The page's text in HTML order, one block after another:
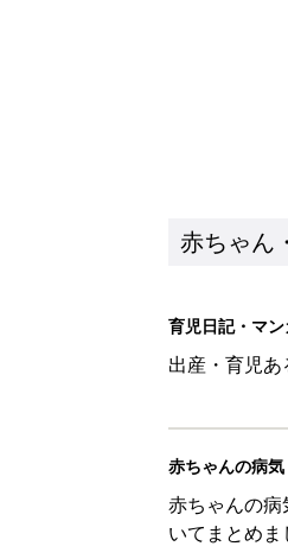
赤ちゃん
育児日記・マ
出産・育児
赤ちゃんの病気
赤ちゃんの
いてまとめま